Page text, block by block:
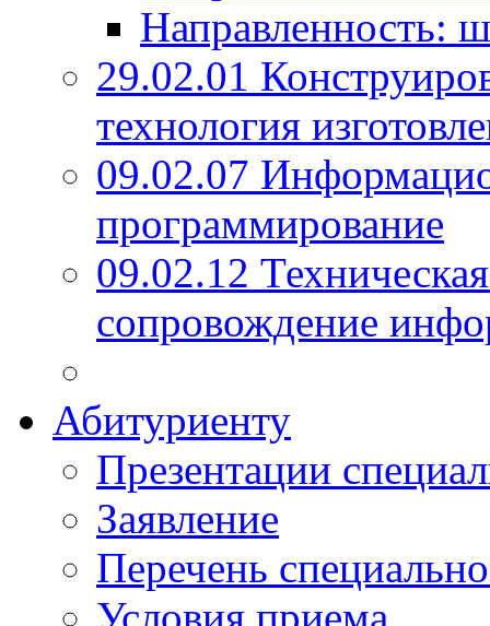
Направленность:
29.02.01
технология
09.02.07
программирование
09.02.12
сопровождение
Абитуриенту
Презентации
Заявление
Перечень